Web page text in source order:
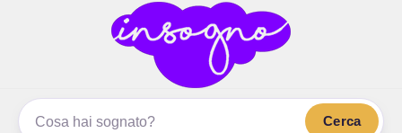
inSogno.com
I sogni significano di più
Cerca